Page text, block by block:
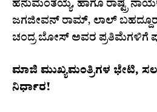
ಹನುಮಂತಯ್ಯ, ಹಾಗೂ ರಾಷ್ಟ್ರ
ಜಗಜೀವನ್ ರಾಮ್, ಲಾಲ್ ಬಹದ್ದೂರ್
ಚಂದ್ರ ಬೋಸ್ ಅವರ ಪ್ರತಿಮೆಗಳಿಗೆ
ಮಾಜಿ ಮುಖ್ಯಮಂತ್ರಿಗಳ ಭೇಟಿ,
ನಿರ್ಧಾರ!